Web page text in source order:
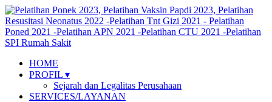
HOME
PROFIL ▾
Sejarah dan Legalitas Perusahaan
SERVICES/LAYANAN